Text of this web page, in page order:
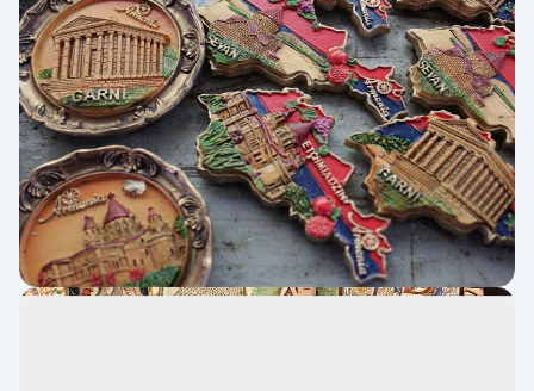
فراموش‌نشدنی
مربای گردو (Ընկույզի ջեմ)؛ از خوشمزه‌ترین
سوغات ارمنستان
نان گاتا (Գաթայի հաց)؛ طعمی شیرین و نمادی
از مهمان‌نوازی
شیرینی سوجوک (Սոջուկ քաղցրավենիք)؛
ترکیبی از گردو و شکر
میوه‌های خشک (Չորացրած մրգեր)؛ سوغات